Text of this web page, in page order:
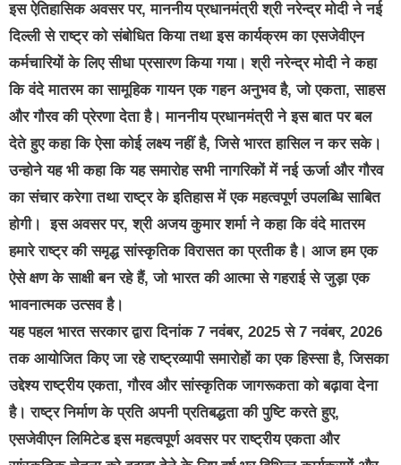
इस ऐतिहासिक अवसर पर, माननीय प्रधानमंत्री श्री नरेन्द्र मोदी ने नई
दिल्ली से राष्ट्र को संबोधित किया तथा इस कार्यक्रम का एसजेवीएन
कर्मचारियों के लिए सीधा प्रसारण किया गया। श्री नरेन्द्र मोदी ने कहा
कि वंदे मातरम का सामूहिक गायन एक गहन अनुभव है, जो एकता, साहस
और गौरव की प्रेरणा देता है। माननीय प्रधानमंत्री ने इस बात पर बल
देते हुए कहा कि ऐसा कोई लक्ष्य नहीं है, जिसे भारत हासिल न कर सके।
उन्होने यह भी कहा कि यह समारोह सभी नागरिकों में नई ऊर्जा और गौरव
का संचार करेगा तथा राष्ट्र के इतिहास में एक महत्वपूर्ण उपलब्धि साबित
होगी। इस अवसर पर, श्री अजय कुमार शर्मा ने कहा कि वंदे मातरम
हमारे राष्ट्र की समृद्ध सांस्कृतिक विरासत का प्रतीक है। आज हम एक
ऐसे क्षण के साक्षी बन रहे हैं, जो भारत की आत्मा से गहराई से जुड़ा एक
भावनात्मक उत्सव है।
यह पहल भारत सरकार द्वारा दिनांक 7 नवंबर, 2025 से 7 नवंबर, 2026
तक आयोजित किए जा रहे राष्ट्रव्यापी समारोहों का एक हिस्सा है, जिसका
उद्देश्य राष्ट्रीय एकता, गौरव और सांस्कृतिक जागरूकता को बढ़ावा देना
है। राष्ट्र निर्माण के प्रति अपनी प्रतिबद्धता की पुष्टि करते हुए,
एसजेवीएन लिमिटेड इस महत्वपूर्ण अवसर पर राष्ट्रीय एकता और